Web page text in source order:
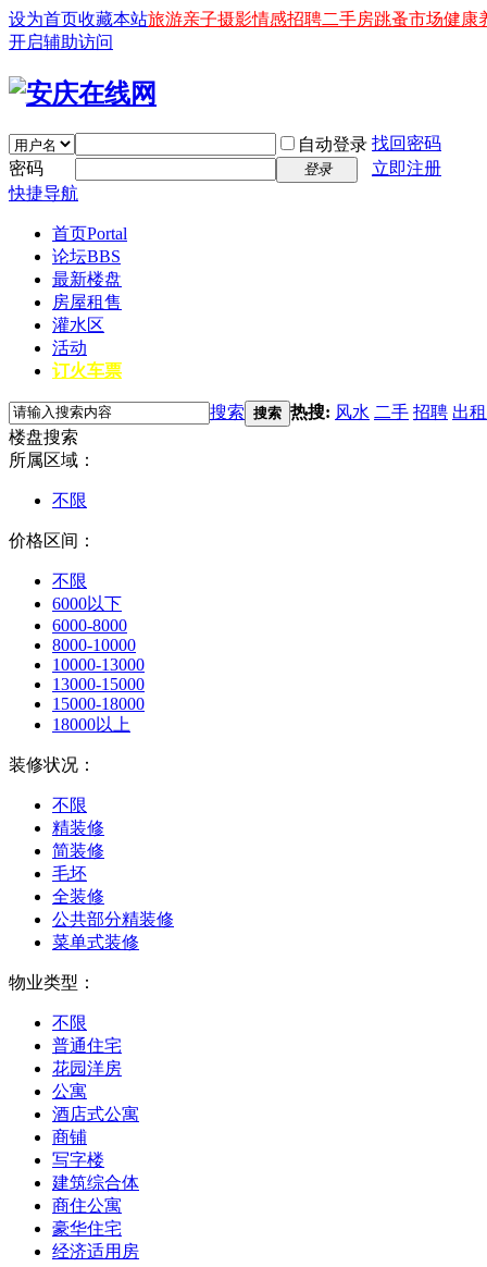
设为首页收藏本站旅游亲子摄影情感招聘二手房跳蚤市场健康
开启辅助访问
自动登录 找回密码
密码
登录
立即注册
快捷导航
首页Portal
论坛BBS
最新楼盘
房屋租售
灌水区
活动
订火车票
搜索 搜索 热搜: 风水 二手 招聘 出租
楼盘搜索
所属区域：
不限
价格区间：
不限
6000以下
6000-8000
8000-10000
10000-13000
13000-15000
15000-18000
18000以上
装修状况：
不限
精装修
简装修
毛坯
全装修
公共部分精装修
菜单式装修
物业类型：
不限
普通住宅
花园洋房
公寓
酒店式公寓
商铺
写字楼
建筑综合体
商住公寓
豪华住宅
经济适用房